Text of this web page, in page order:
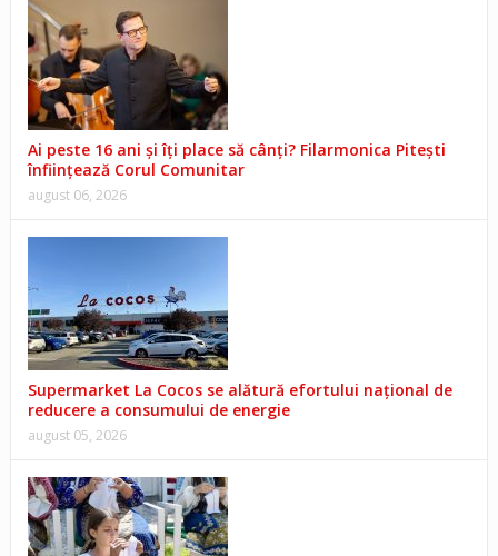
Ai peste 16 ani și îți place să cânți? Filarmonica Pitești
înființează Corul Comunitar
august 06, 2026
Supermarket La Cocos se alătură efortului național de
reducere a consumului de energie
august 05, 2026